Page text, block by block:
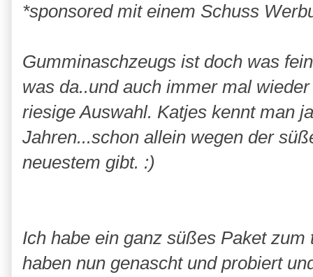
*sponsored mit einem Schuss
Gumminaschzeugs ist doch was
was da..und auch immer mal
riesige Auswahl. Katjes kennt man
Jahren...schon allein wegen der
neuestem gibt. :)
Ich habe ein ganz süßes Paket
haben nun genascht und probiert